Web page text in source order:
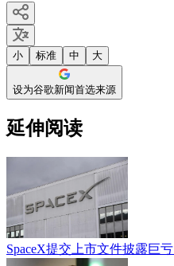
小 标准 中 大
设为谷歌新闻首选来源
延伸阅读
SpaceX提交上市文件披露巨